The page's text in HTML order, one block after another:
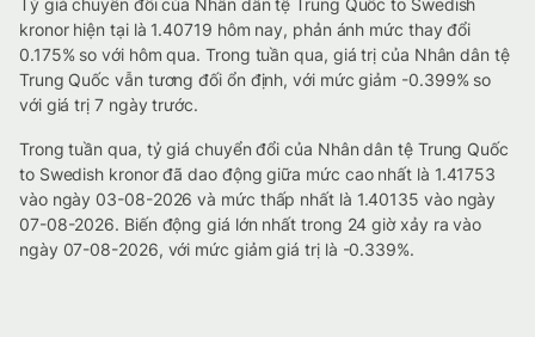
Tỷ giá chuyển đổi của Nhân dân tệ Trung Quốc to Swedish
kronor hiện tại là 1.40719 hôm nay, phản ánh mức thay đổi
0.175% so với hôm qua. Trong tuần qua, giá trị của Nhân dân tệ
Trung Quốc vẫn tương đối ổn định, với mức giảm -0.399% so
với giá trị 7 ngày trước.
Trong tuần qua, tỷ giá chuyển đổi của Nhân dân tệ Trung Quốc
to Swedish kronor đã dao động giữa mức cao nhất là 1.41753
vào ngày 03-08-2026 và mức thấp nhất là 1.40135 vào ngày
07-08-2026. Biến động giá lớn nhất trong 24 giờ xảy ra vào
ngày 07-08-2026, với mức giảm giá trị là -0.339%.